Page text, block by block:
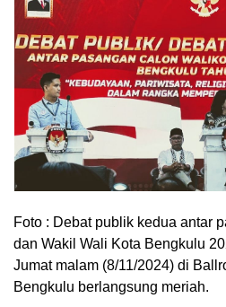
Foto : Debat publik kedua antar
dan Wakil Wali Kota Bengkulu
Jumat malam (8/11/2024) di
Bengkulu berlangsung meriah.